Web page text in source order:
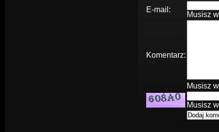
E-mail:
Musisz
Komentarz:
Musisz
Musisz